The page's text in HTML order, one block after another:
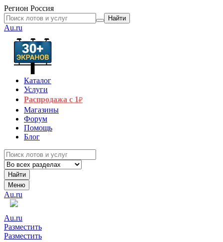
Регион Россия
Найти
Au.ru
Каталог
Услуги
Распродажа с 1₽
Магазины
Форум
Помощь
Блог
Найти
Меню
Au.ru
Au.ru
Разместить
Разместить